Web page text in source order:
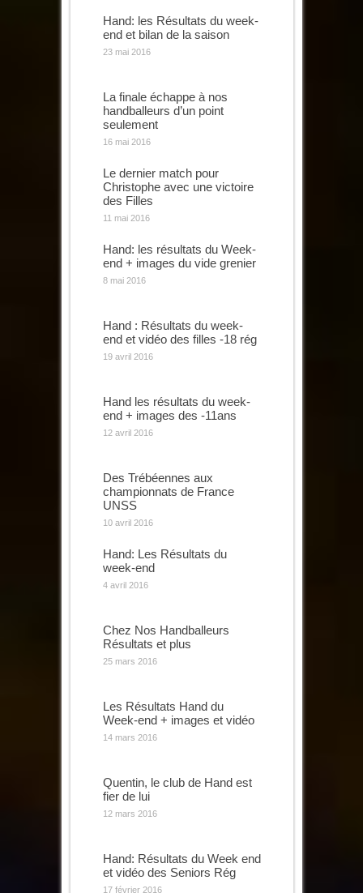
Hand: les Résultats du week-
end et bilan de la saison
23 mai 2016
La finale échappe à nos
handballeurs d’un point
seulement
16 mai 2016
Le dernier match pour
Christophe avec une victoire
des Filles
11 mai 2016
Hand: les résultats du Week-
end + images du vide grenier
8 mai 2016
Hand : Résultats du week-
end et vidéo des filles -18 rég
19 avril 2016
Hand les résultats du week-
end + images des -11ans
12 avril 2016
Des Trébéennes aux
championnats de France
UNSS
10 avril 2016
Hand: Les Résultats du
week-end
4 avril 2016
Chez Nos Handballeurs
Résultats et plus
25 mars 2016
Les Résultats Hand du
Week-end + images et vidéo
14 mars 2016
Quentin, le club de Hand est
fier de lui
12 mars 2016
Hand: Résultats du Week end
et vidéo des Seniors Rég
17 février 2016